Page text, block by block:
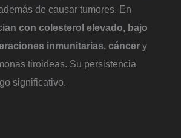
de causar tumores. En
con colesterol elevado, bajo
inmunitarias, cáncer y
tiroideas. Su persistencia
significativo.